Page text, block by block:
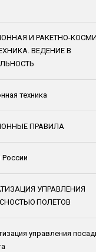
И РАКЕТНО-
ВЕДЕНИЕ В
техника
ПРАВИЛА
УПРАВЛЕНИЯ
ПОЛЕТОВ
управления